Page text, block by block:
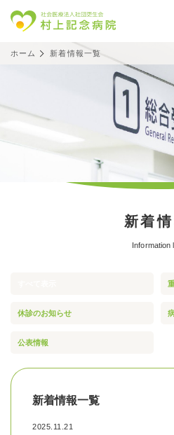
ホーム 新着情報一覧
新着
Information
休診のお知らせ
公表情報
新着情報一覧
2025.11.21